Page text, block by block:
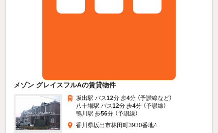
メゾン グレイスフルAの賃貸物件
坂出駅 バス12分 歩4分 （予讃線など）
八十場駅 バス12分 歩4分 （予讃線）
鴨川駅 歩56分 （予讃線）
香川県坂出市林田町3930番地4